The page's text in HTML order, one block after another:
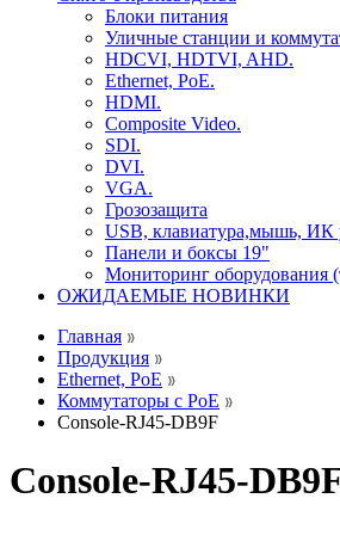
Блоки питания
Уличные станции и
HDCVI, HDTVI, AHD.
Ethernet, PoE.
HDMI.
Composite Video.
SDI.
DVI.
VGA.
Грозозащита
USB, клавиатура,мышь, ИК
Панели и боксы 19"
Мониторинг оборудования
ОЖИДАЕМЫЕ НОВИНКИ
Главная
Продукция
Ethernet, PoE
Коммутаторы с PoE
Console-RJ45-DB9F
Console-RJ45-